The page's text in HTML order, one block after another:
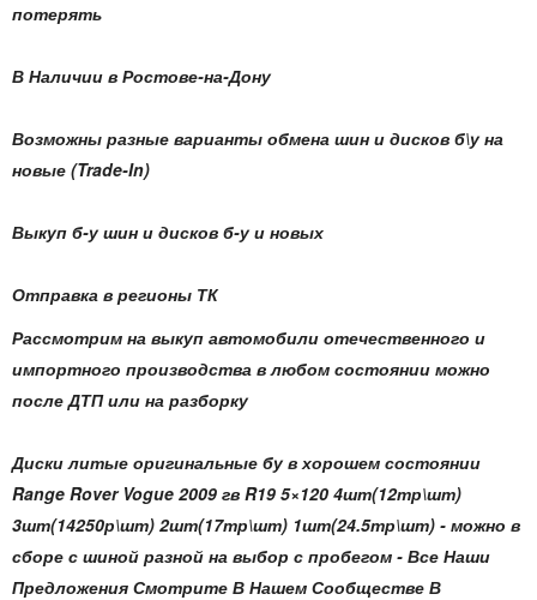
потерять
В Наличии в Ростове-на-Дону
Возможны разные варианты обмена шин и дисков б\у на
новые (Trade-In)
Выкуп б-у шин и дисков б-у и новых
Отправка в регионы ТК
Рассмотрим на выкуп автомобили отечественного и
импортного производства в любом состоянии можно
после ДТП или на разборку
Диски литые оригинальные бу в хорошем состоянии
Range Rover Vogue 2009 гв R19 5×120 4шт(12тр\шт)
3шт(14250р\шт) 2шт(17тр\шт) 1шт(24.5тр\шт) - можно в
сборе с шиной разной на выбор с пробегом - Все Наши
Предложения Смотрите В Нашем Сообществе В